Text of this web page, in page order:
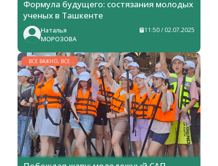
Формула будущего: состязания молодых
ученых в Ташкенте
Наталья
МОРОЗОВА
11:50 / 02.07.2025
ВСЕ ВАЖНО, ВСЕ
НУЖНО